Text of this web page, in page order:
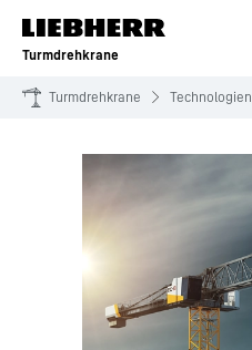
Zum Inhalt springen
Turmdrehkrane
Turmdrehkrane Technologien